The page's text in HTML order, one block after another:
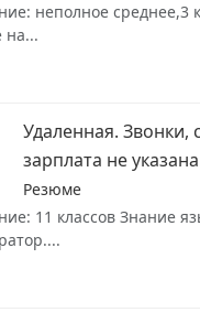
неполное среднее,3
на...
Удаленная.
зарплата не указана
Резюме
11 классов Знание